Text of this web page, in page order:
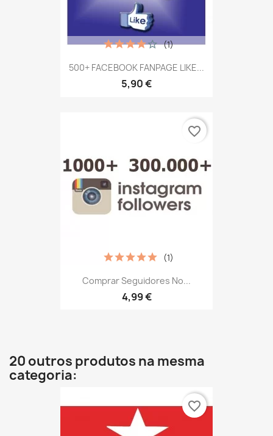
500+ FACEBOOK FANPAGE LIKE...
5,90 €
(1)
Comprar Seguidores No...
4,99 €
(1)
favorite_border
20 outros produtos na mesma
categoria:
favorite_border